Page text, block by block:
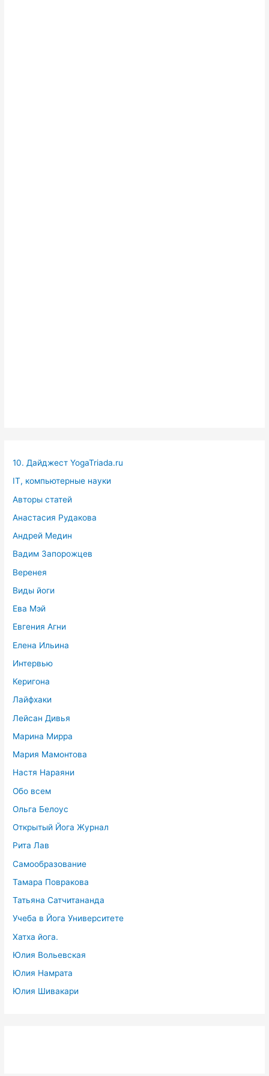
10. Дайджест YogaTriada.ru
IT, компьютерные науки
Авторы статей
Анастасия Рудакова
Андрей Медин
Вадим Запорожцев
Веренея
Виды йоги
Ева Мэй
Евгения Агни
Елена Ильина
Интервью
Керигона
Лайфхаки
Лейсан Дивья
Марина Мирра
Мария Мамонтова
Настя Нараяни
Обо всем
Ольга Белоус
Открытый Йога Журнал
Рита Лав
Самообразование
Тамара Повракова
Татьяна Сатчитананда
Учеба в Йога Университете
Хатха йога.
Юлия Вольевская
Юлия Намрата
Юлия Шивакари